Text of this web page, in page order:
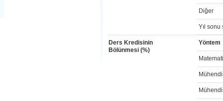
Diğer
Yıl sonu
Ders Kredisinin
Bölünmesi (%)
Yöntem